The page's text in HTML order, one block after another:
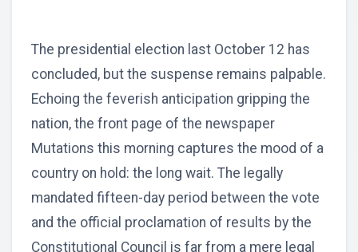
The presidential election last October 12 has
concluded, but the suspense remains palpable.
Echoing the feverish anticipation gripping the
nation, the front page of the newspaper
Mutations this morning captures the mood of a
country on hold: the long wait. The legally
mandated fifteen-day period between the vote
and the official proclamation of results by the
Constitutional Council is far from a mere legal